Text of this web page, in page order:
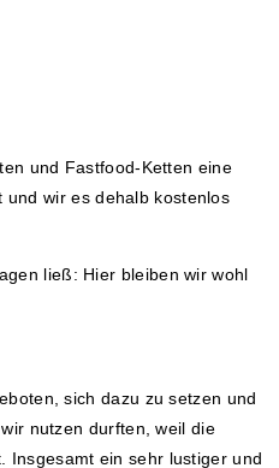
und Fastfood-Ketten eine
und wir es dehalb kostenlos
ließ: Hier bleiben wir wohl
sich dazu zu setzen und
nutzen durften, weil die
Insgesamt ein sehr lustiger und